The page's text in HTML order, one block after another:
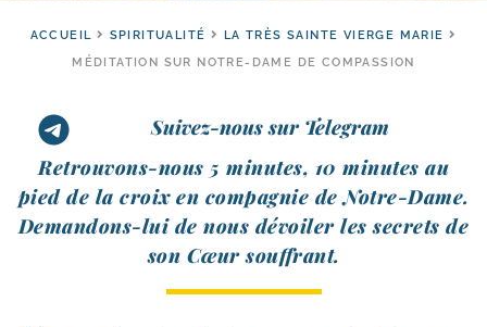
ACCUEIL SPIRITUALITÉ
LA TRÈS SAINTE VIERGE MARIE
MÉDITATION SUR NOTRE-DAME DE COMPASSION
Suivez-nous sur Telegram
Retrouvons-​nous 5 minutes, 10 minutes au
pied de la croix en com­pa­gnie de Notre-​Dame.
Demandons-​lui de nous dévoi­ler les secrets de
son Cœur souffrant.